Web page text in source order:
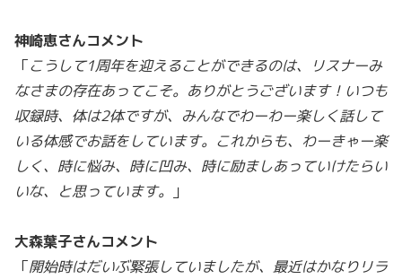
神崎恵さんコメント
「こうして1周年を迎えることができるのは、リスナーみ
なさまの存在あってこそ。ありがとうございます！いつも
収録時、体は2体ですが、みんなでわーわー楽しく話して
いる体感でお話をしています。これからも、わーきゃー楽
しく、時に悩み、時に凹み、時に励ましあっていけたらい
いな、と思っています。
」
大森葉子さんコメント
「開始時はだいぶ緊張していましたが、最近はかなりリラ